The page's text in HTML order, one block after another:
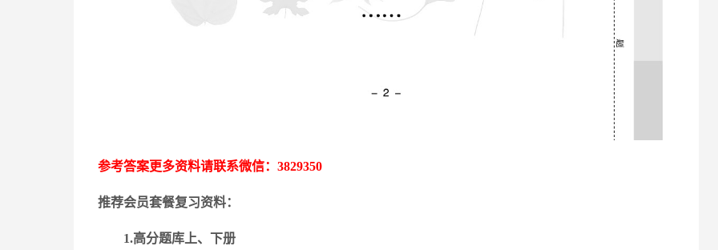
参考答案更多资料请联系微信： 3829350
推荐会员套餐复习资料：
1.高分题库上、下册